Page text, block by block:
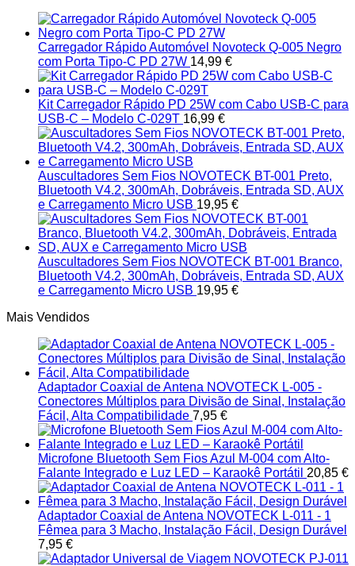
Carregador Rápido Automóvel Novoteck Q-005 Negro
com Porta Tipo-C PD 27W 14,99 €
Kit Carregador Rápido PD 25W com Cabo USB-C para
USB-C – Modelo C-029T 16,99 €
Auscultadores Sem Fios NOVOTECK BT-001 Preto,
Bluetooth V4.2, 300mAh, Dobráveis, Entrada SD, AUX
e Carregamento Micro USB 19,95 €
Auscultadores Sem Fios NOVOTECK BT-001 Branco,
Bluetooth V4.2, 300mAh, Dobráveis, Entrada SD, AUX
e Carregamento Micro USB 19,95 €
Mais Vendidos
Adaptador Coaxial de Antena NOVOTECK L-005 -
Conectores Múltiplos para Divisão de Sinal, Instalação
Fácil, Alta Compatibilidade 7,95 €
Microfone Bluetooth Sem Fios Azul M-004 com Alto-
Falante Integrado e Luz LED – Karaokê Portátil 20,85 €
Adaptador Coaxial de Antena NOVOTECK L-011 - 1
Fêmea para 3 Macho, Instalação Fácil, Design Durável
7,95 €